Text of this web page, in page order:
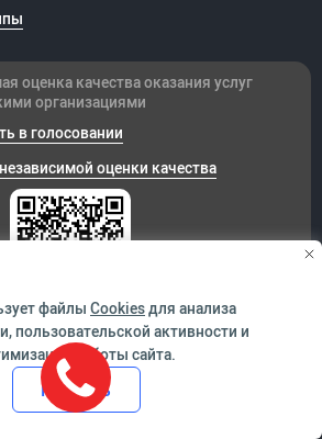
ресурсы
«София»
оценка качества оказания услуг
организациями
в голосовании
оценки качества
файлы Cookiesдля анализа
пользовательской активности и
работы сайта.
Принять